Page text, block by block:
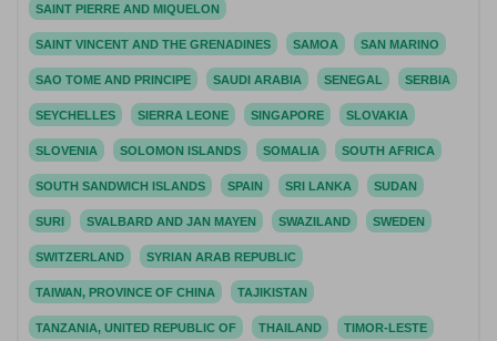
SAINT PIERRE AND MIQUELON
SAINT VINCENT AND THE GRENADINES SAMOA SAN MARINO
SAO TOME AND PRINCIPE SAUDI ARABIA SENEGAL SERBIA
SEYCHELLES SIERRA LEONE SINGAPORE SLOVAKIA
SLOVENIA SOLOMON ISLANDS SOMALIA SOUTH AFRICA
SOUTH SANDWICH ISLANDS SPAIN SRI LANKA SUDAN
SURI SVALBARD AND JAN MAYEN SWAZILAND SWEDEN
SWITZERLAND SYRIAN ARAB REPUBLIC
TAIWAN, PROVINCE OF CHINA TAJIKISTAN
TANZANIA, UNITED REPUBLIC OF THAILAND TIMOR-LESTE